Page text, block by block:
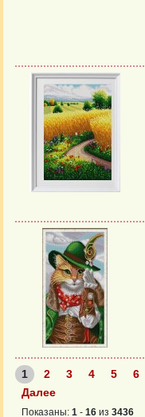
1 2 3 4 5 6
Далее
Показаны: 1 - 16 из 3436